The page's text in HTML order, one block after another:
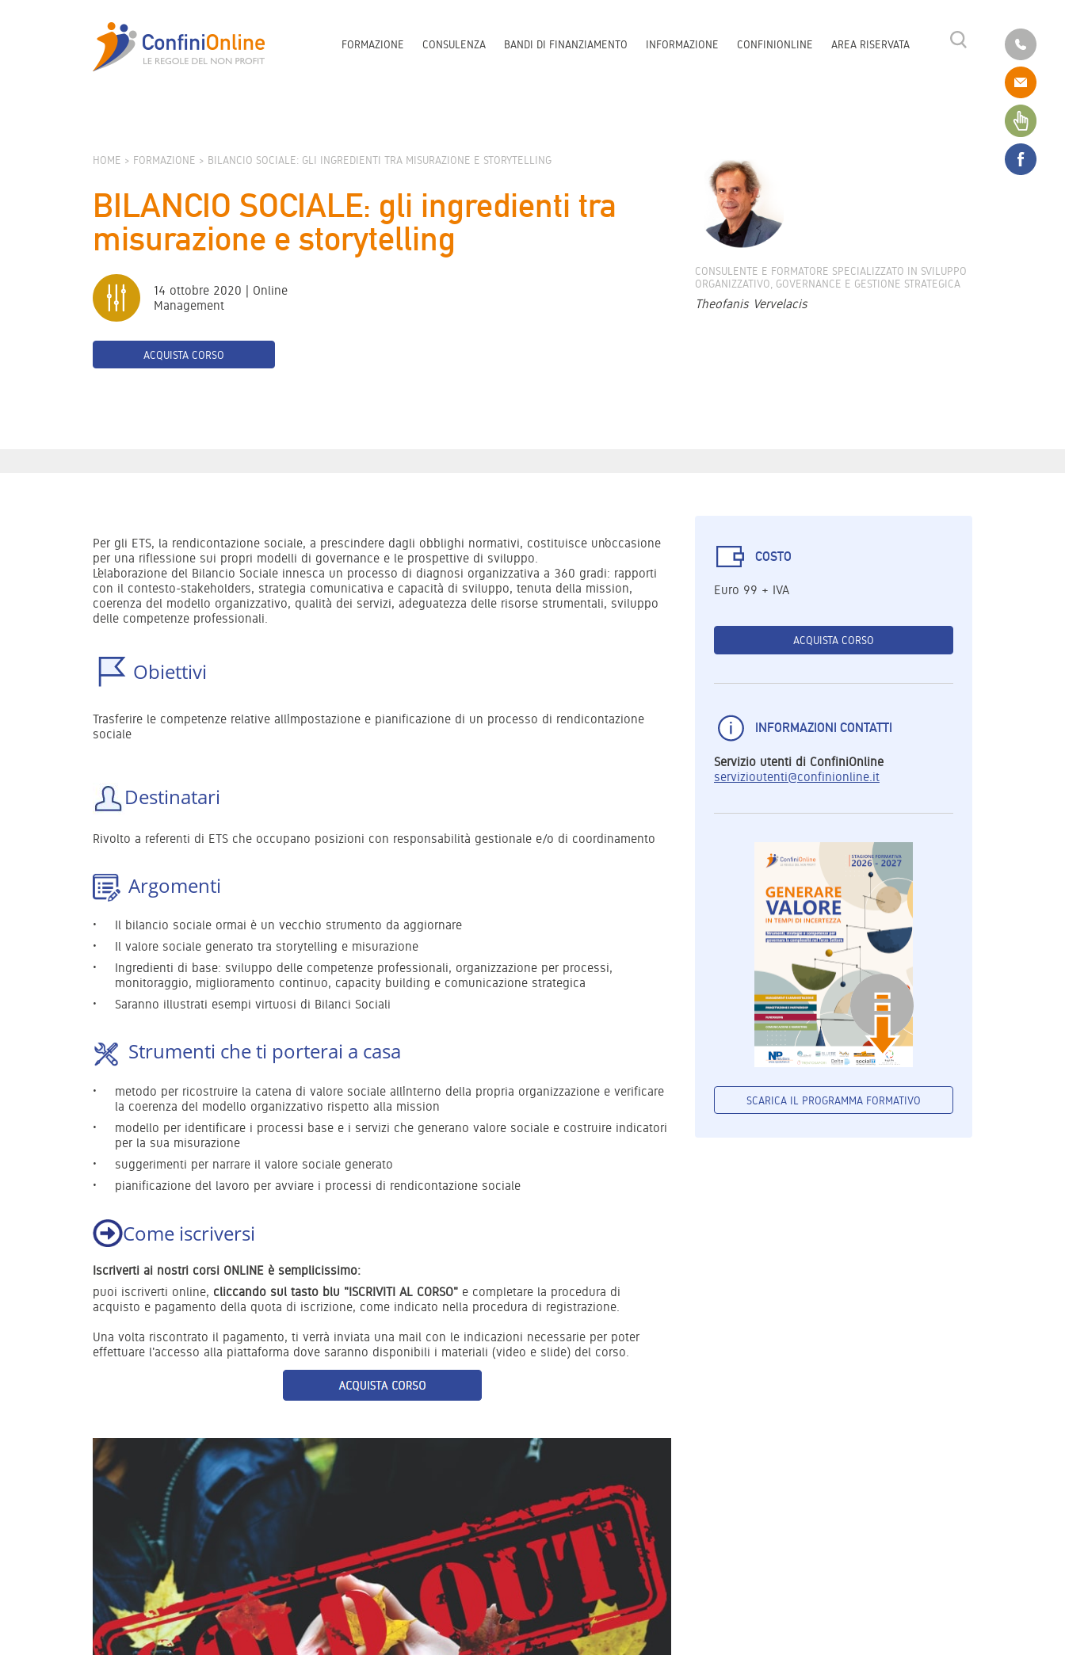
FORMAZIONE CONSULENZA BANDI DI FINANZIAMENTO INFORMAZIONE CONFINIONLINE AREA RISERVATA
HOME FORMAZIONE BILANCIO SOCIALE: GLI INGREDIENTI TRA MISURAZIONE E STORYTELLING
BILANCIO SOCIALE: gli ingredienti tra
misurazione e storytelling
14 ottobre 2020 | Online
Management
ACQUISTA CORSO
CONSULENTE E FORMATORE SPECIALIZZATO IN SVILUPPO
ORGANIZZATIVO, GOVERNANCE E GESTIONE STRATEGICA
Theofanis Vervelacis
Per gli ETS, la rendicontazione sociale, a prescindere dagli obblighi normativi, costituisce un’occasione
per una riflessione sui propri modelli di governance e le prospettive di sviluppo.
L’elaborazione del Bilancio Sociale innesca un processo di diagnosi organizzativa a 360 gradi: rapporti
con il contesto-stakeholders, strategia comunicativa e capacità di sviluppo, tenuta della mission,
coerenza del modello organizzativo, qualità dei servizi, adeguatezza delle risorse strumentali, sviluppo
delle competenze professionali.
Obiettivi
Trasferire le competenze relative all’impostazione e pianificazione di un processo di rendicontazione
sociale
Destinatari
Rivolto a referenti di ETS che occupano posizioni con responsabilità gestionale e/o di coordinamento
Argomenti
Il bilancio sociale ormai è un vecchio strumento da aggiornare
Il valore sociale generato tra storytelling e misurazione
Ingredienti di base: sviluppo delle competenze professionali, organizzazione per processi,
monitoraggio, miglioramento continuo, capacity building e comunicazione strategica
Saranno illustrati esempi virtuosi di Bilanci Sociali
Strumenti che ti porterai a casa
metodo per ricostruire la catena di valore sociale all’interno della propria organizzazione e verificare
la coerenza del modello organizzativo rispetto alla mission
modello per identificare i processi base e i servizi che generano valore sociale e costruire indicatori
per la sua misurazione
suggerimenti per narrare il valore sociale generato
pianificazione del lavoro per avviare i processi di rendicontazione sociale
Come iscriversi
Iscriverti ai nostri corsi ONLINE è semplicissimo:
puoi iscriverti online, cliccando sul tasto blu "ISCRIVITI AL CORSO" e completare la procedura di
acquisto e pagamento della quota di iscrizione, come indicato nella procedura di registrazione.
Una volta riscontrato il pagamento, ti verrà inviata una mail con le indicazioni necessarie per poter
effettuare l'accesso alla piattaforma dove saranno disponibili i materiali (video e slide) del corso.
COSTO
Euro 99 + IVA
ACQUISTA CORSO
INFORMAZIONI CONTATTI
Servizio utenti di ConfiniOnline
servizioutenti@confinionline.it
SCARICA IL PROGRAMMA FORMATIVO